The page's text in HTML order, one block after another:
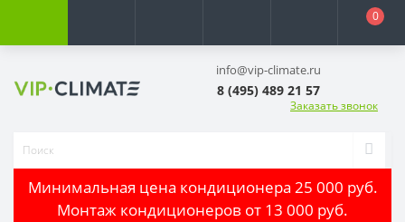
0
info@vip-climate.ru
8 (495) 489 21 57
Заказать звонок
Минимальная цена кондиционера 25 000 руб.
Монтаж кондиционеров от 13 000 руб.